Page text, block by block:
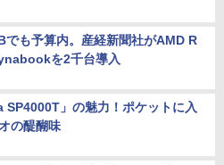
でも予算内。産経新聞社がAMD R
を2千台導入
SP4000T」の魅力！ポケットに入
の醍醐味